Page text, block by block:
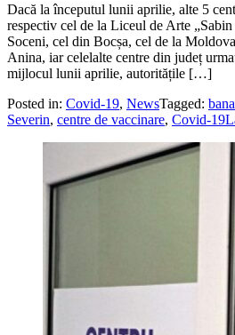
Dacă la începutul lunii aprilie, alte 5
respectiv cel de la Liceul de Arte
Soceni, cel din Bocșa, cel de la
Anina, iar celelalte centre din județ
mijlocul lunii aprilie, autoritățile […]
Posted in: Covid-19, NewsTagged:
Severin, centre de vaccinare, Covid-19